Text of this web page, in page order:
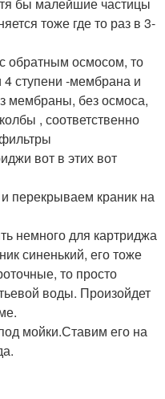
тоже где то раз в 3-
обратным осмосом, то
4 ступени -мембрана и
мембраны, без осмоса,
, соответственно
вот в этих вот
перекрываем краник на
немного для картриджа
синенький, его тоже
то просто
воды. Произойдет
мойки.Ставим его на